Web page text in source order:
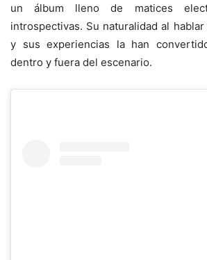
un álbum lleno de matices
introspectivas. Su naturalidad al
y sus experiencias la han
dentro y fuera del escenario.